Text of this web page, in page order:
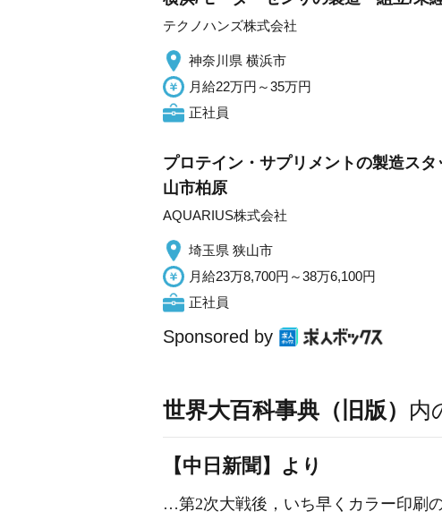
テクノハンズ株式会社
神奈川県 横浜市
月給22万円～35万円
正社員
プロテイン・サプリメントの製造ス
山市柏原
AQUARIUS株式会社
埼玉県 狭山市
月給23万8,700円～38万6,100円
正社員
Sponsored by
世界大百科事典（旧版） 内
【中日新聞】より
…第2次大戦後，いち早くカラー印刷